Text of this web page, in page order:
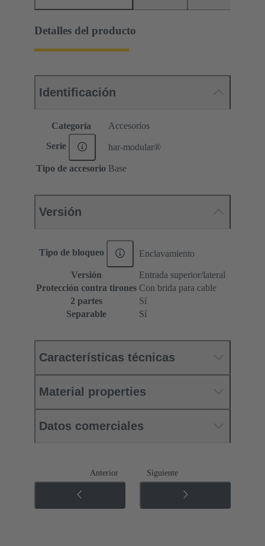
Detalles del producto
Identificación
Categoría Accesorios
Serie har-modular®
Tipo de accesorio Base
Versión
Tipo de bloqueo Enclavamiento
Versión
Entrada superior/lateral
Protección contra tirones Con brida para cable
2 partes
Sí
Separable
Sí
Características técnicas
Material properties
Datos comerciales
Anterior Siguiente